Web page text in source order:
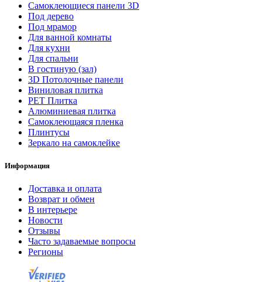
Самоклеющиеся панели 3D
Под дерево
Под мрамор
Для ванной комнаты
Для кухни
Для спальни
В гостиную (зал)
3D Потолочные панели
Виниловая плитка
PET Плитка
Алюминиевая плитка
Самоклеющаяся пленка
Плинтусы
Зеркало на самоклейке
Информация
Доставка и оплата
Возврат и обмен
В интерьере
Новости
Отзывы
Часто задаваемые вопросы
Регионы